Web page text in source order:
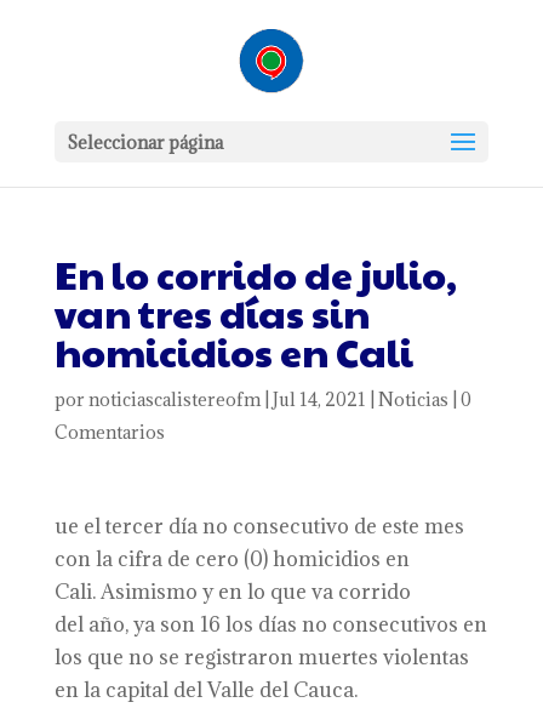
Seleccionar página
En lo corrido de julio,
van tres días sin
homicidios en Cali
por noticiascalistereofm| Jul 14, 2021 Noticias 0
Comentarios
ue el tercer día no consecutivo de este mes
con la cifra de cero (0) homicidios en
Cali. Asimismo y en lo que va corrido
del año, ya son 16 los días no consecutivos en
los que no se registraron muertes violentas
en la capital del Valle del Cauca.